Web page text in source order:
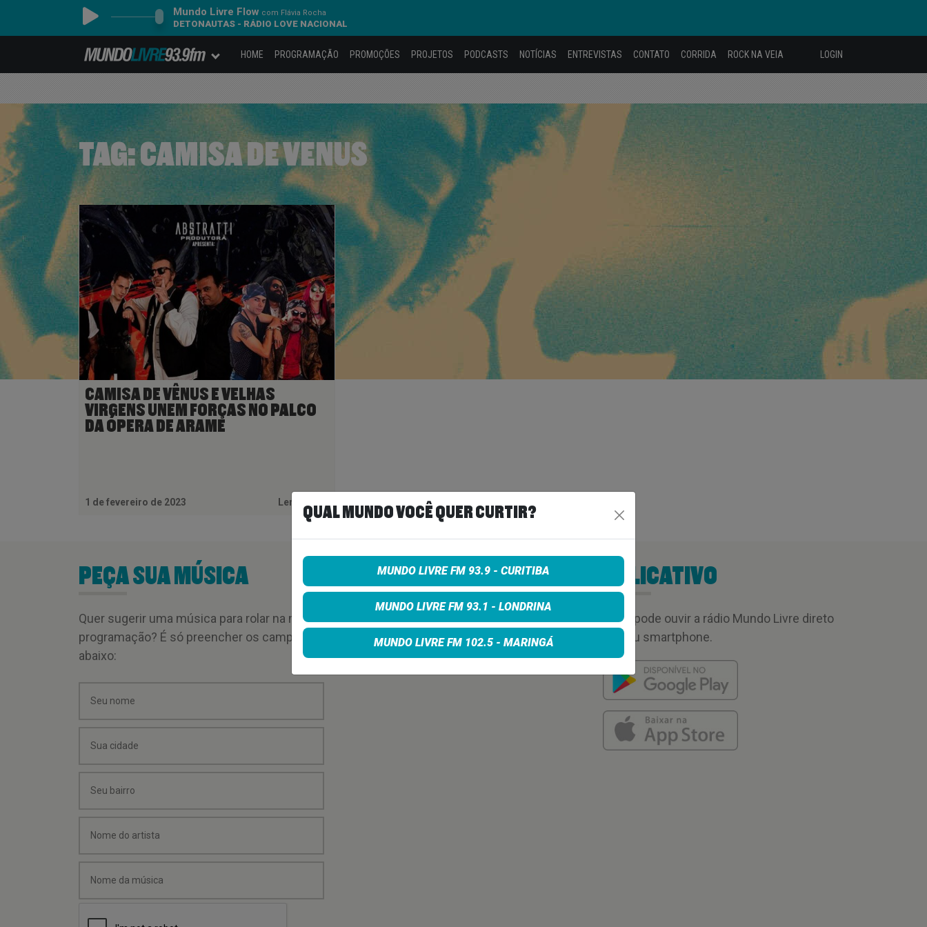
Mundo Livre Flow com Flávia Rocha
DETONAUTAS - RÁDIO LOVE NACIONAL
HOME PROGRAMAÇÃO PROMOÇÕES PROJETOS PODCASTS NOTÍCIAS ENTREVISTAS CONTATO CORRIDA ROCK NA VEIA LOGIN
TAG:CAMISA DE VENUS
CAMISA DE VÊNUS E VELHAS
VIRGENS UNEM FORÇAS NO PALCO
DA ÓPERA DE ARAME
1 de fevereiro de 2023 Ler Mais
PEÇA SUA MÚSICA
Quer sugerir uma música para rolar na minha
programação? É só preencher os campos
abaixo:
APLICATIVO
Você pode ouvir a rádio Mundo Livre direto
no seu smartphone.
QUAL MUNDO VOCÊ QUER CURTIR?
MUNDO LIVRE FM 93.9 - CURITIBA
MUNDO LIVRE FM 93.1 - LONDRINA
MUNDO LIVRE FM 102.5 - MARINGÁ